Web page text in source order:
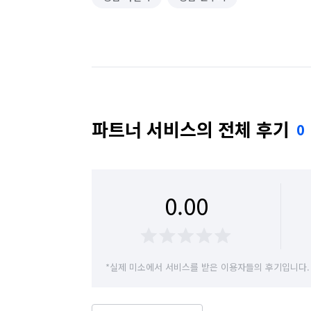
파트너 서비스의 전체 후기 0
0.00
*실제 미소에서 서비스를 받은 이용자들의 후기입니다.